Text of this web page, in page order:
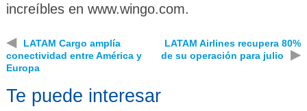
increíbles en www.wingo.com.
◀
LATAM Cargo amplía
conectividad entre América y
Europa
LATAM Airlines recupera 80%
de su operación para julio
▶
Te puede interesar